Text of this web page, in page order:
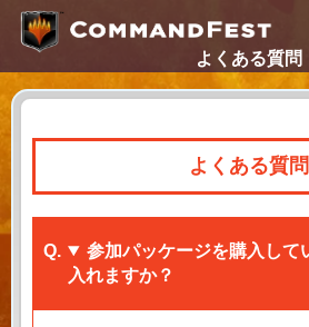
よくある質問
よくある質問
参加パッケージを購入して
入れますか？